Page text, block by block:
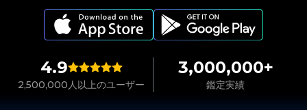
4.9
2,500,000人以上のユーザー
3,000,000+
鑑定実績